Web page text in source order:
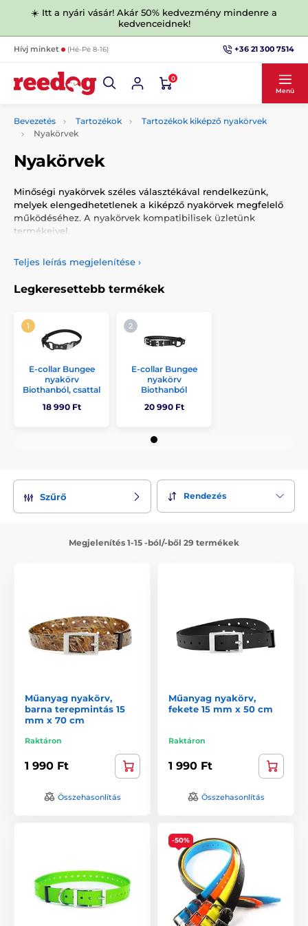
☀️ Itt a nyári vásár! Akár 50% kedvezmény mindenre a
kedvenceidnek!
Hívj minket (Hé-Pé 8-16) +36 21 300 7514
0
Menü
Bevezetés Tartozékok
Tartozékok kiképző nyakörvek
Nyakörvek
Nyakörvek
Minőségi nyakörvek széles választékával rendelkezünk,
melyek elengedhetetlenek a kiképző nyakörvek megfelelő
működéséhez. A nyakörvek kompatibilisek üzletünk
termékeivel.
Teljes leírás megjelenítése ›
Legkeresettebb termékek
E-collar Bungee
nyakörv
Biothanból, csattal
18 990 Ft
E-collar Bungee
nyakörv
Biothanból
20 990 Ft
Szűrő Rendezés
Megjelenítés 1-15 -ból/-ből 29 termékek
Műanyag nyakörv,
barna terepmintás 15
mm x 70 cm
Raktáron
1 990 Ft
Összehasonlítás
Műanyag nyakörv,
fekete 15 mm x 50 cm
Raktáron
1 990 Ft
Összehasonlítás
-50%